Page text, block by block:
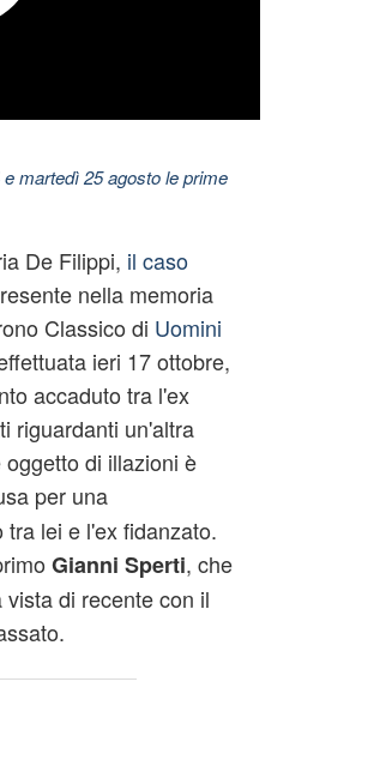
martedì 25 agosto le prime
De Filippi, il caso
nella memoria
Classico di Uomini
ieri 17 ottobre,
accaduto tra l'ex
riguardanti un'altra
di illazioni è
per una
lei e l'ex fidanzato.
Gianni Sperti, che
di recente con il